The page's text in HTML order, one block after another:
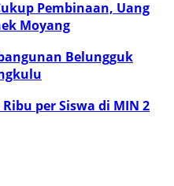
Pembinaan, Uang
Moyang
Belungguk
per Siswa di MIN 2